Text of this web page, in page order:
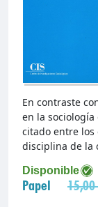
Disponible
Papel
En contraste
en la sociología
citado entre los
disciplina de la